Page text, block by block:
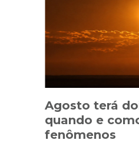
Agosto terá
quando e
fenômenos